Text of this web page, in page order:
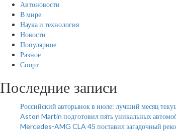
Автоновости
В мире
Наука и технология
Новости
Популярное
Разное
Спорт
Последние записи
Российский авторынок в июле: лучший месяц
Aston Martin подготовил пять уникальных
Mercedes-AMG CLA 45 поставил загадочный